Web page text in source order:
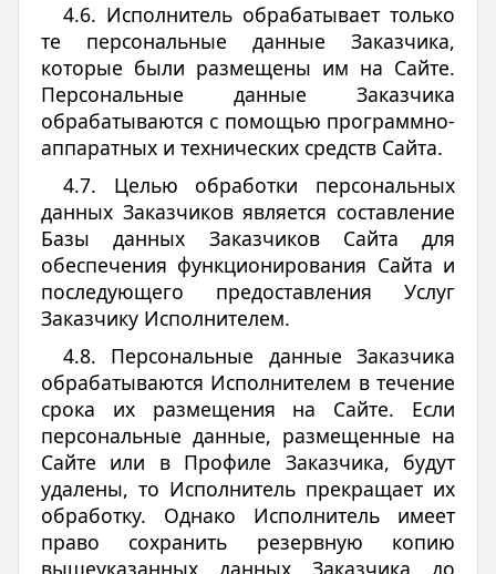
4.6. Исполнитель обрабатывает только
те персональные данные Заказчика,
которые были размещены им на Сайте.
Персональные данные Заказчика
обрабатываются с помощью программно-
аппаратных и технических средств Сайта.
4.7. Целью обработки персональных
данных Заказчиков является составление
Базы данных Заказчиков Сайта для
обеспечения функционирования Сайта и
последующего предоставления Услуг
Заказчику Исполнителем.
4.8. Персональные данные Заказчика
обрабатываются Исполнителем в течение
срока их размещения на Сайте. Если
персональные данные, размещенные на
Сайте или в Профиле Заказчика, будут
удалены, то Исполнитель прекращает их
обработку. Однако Исполнитель имеет
право сохранить резервную копию
вышеуказанных данных Заказчика до